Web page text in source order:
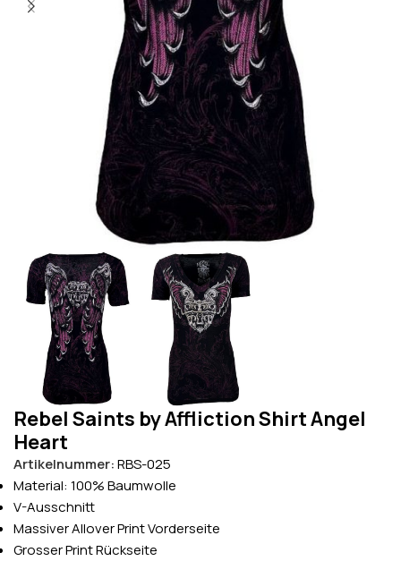
Rebel Saints by Affliction Shirt Angel
Heart
Artikelnummer:RBS-025
Material: 100% Baumwolle
V-Ausschnitt
Massiver Allover Print Vorderseite
Grosser Print Rückseite